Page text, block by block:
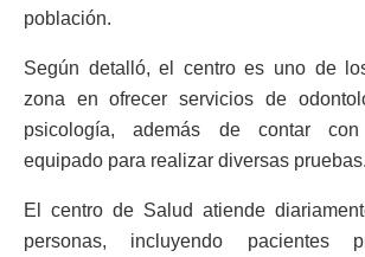
población.
Según detalló, el centro es uno de
zona en ofrecer servicios de
psicología, además de contar
equipado para realizar diversas pruebas.
El centro de Salud atiende
personas, incluyendo pacientes